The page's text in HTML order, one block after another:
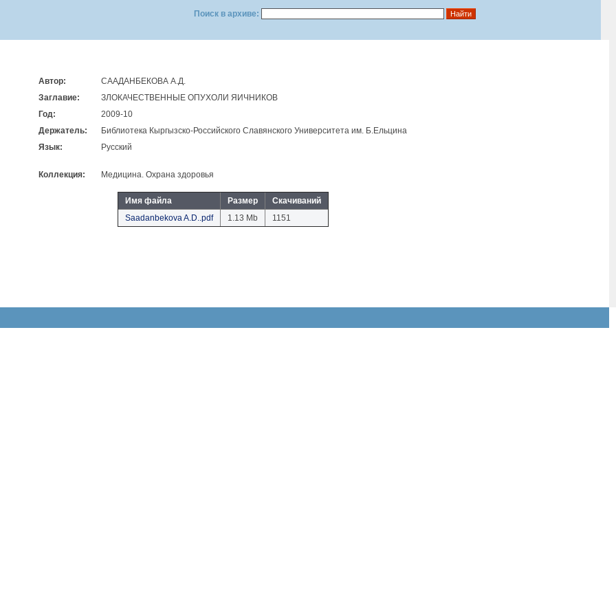
Поиск в архиве:
Автор:
СААДАНБЕКОВА А.Д.
Заглавие:
ЗЛОКАЧЕСТВЕННЫЕ ОПУХОЛИ ЯИЧНИКОВ
Год:
2009-10
Держатель:
Библиотека Кыргызско-Российского Славянского Университета им. Б.Eльцина
Язык:
Русский
Коллекция: Медицина. Охрана здоровья
Имя файла Размер
Скачиваний
Saadanbekova A.D..pdf
1.13 Mb 1151